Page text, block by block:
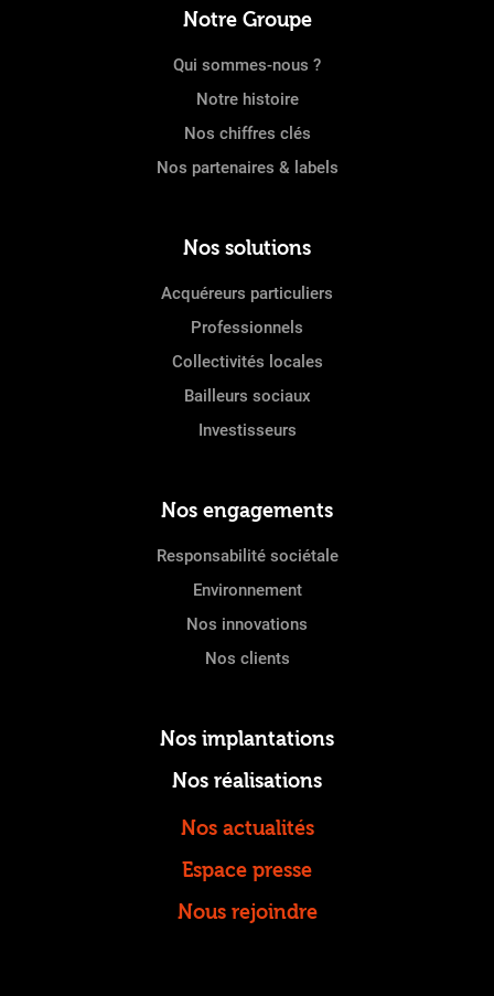
Notre Groupe
Qui sommes-nous ?
Notre histoire
Nos chiffres clés
Nos partenaires & labels
Nos solutions
Acquéreurs particuliers
Professionnels
Collectivités locales
Bailleurs sociaux
Investisseurs
Nos engagements
Responsabilité sociétale
Environnement
Nos innovations
Nos clients
Nos implantations
Nos réalisations
Nos actualités
Espace presse
Nous rejoindre